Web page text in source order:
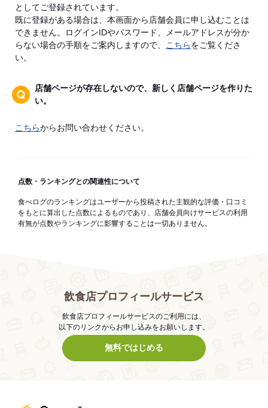
としてご登録されています。
既に登録がある場合は、本画面から店舗会員に申し込むことは
できません。ログインIDやパスワード、メールアドレスが分か
らない場合の手順をご案内しますので、
こちらをご覧くださ
い。
店舗ページが存在しないので、新しく店舗ページを作りた
い。
こちらからお問い合わせください。
点数・ランキングとの関連性について
食べログのランキングはユーザーから投稿された主観的な評価・口コミ
をもとに算出した点数によるものであり、店舗会員向けサービスの利用
有無が点数やランキングに影響することは一切ありません。
飲食店プロフィールサービス
飲食店プロフィールサービスのご利用には、
以下のリンクからお申し込みをお願いします。
無料ではじめる